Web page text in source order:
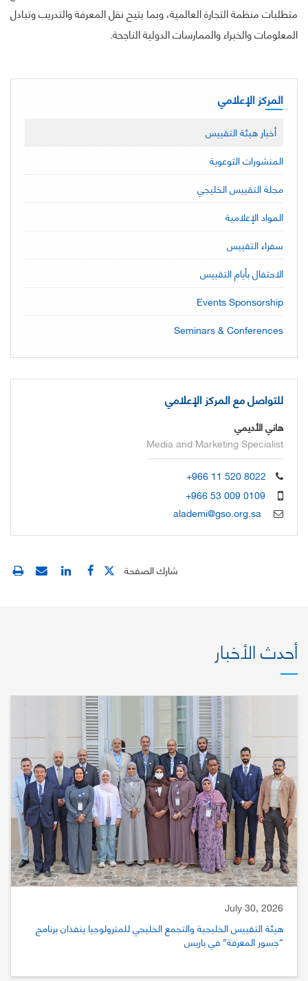
متطلبات منظمة التجارة العالمية، وبما يتيح نقل المعرفة والتدريب وتبادل
المعلومات والخبراء والممارسات الدولية الناجحة.
المركز الإعلامي
أخبار هيئة التقييس
المنشورات التوعوية
مجلة التقييس الخليجي
المواد الإعلامية
سفراء التقييس
الاحتفال بأيام التقييس
Events Sponsorship
Seminars & Conferences
للتواصل مع المركز الإعلامي
هاني الأديمي
Media and Marketing Specialist
+966 11 520 8022
+966 53 009 0109
alademi@gso.org.sa
شارك الصفحة
أحدث الأخبار
July 30, 2026
هيئة التقييس الخليجية والتجمع الخليجي للمترولوجيا ينفذان برنامج
“جسور المعرفة” في باريس